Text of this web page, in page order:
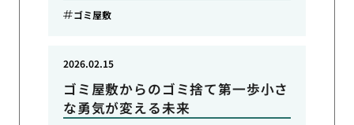
ゴミ屋敷
ゴミ屋敷からのゴミ捨て第一歩小さ
な勇気が変える未来
2026.02.15